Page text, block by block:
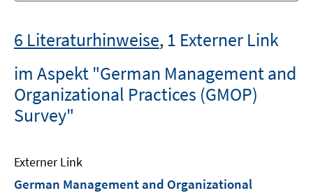
6 Literaturhinweise, 1 Externer Link
im Aspekt "German Management and
Organizational Practices (GMOP)
Survey"
Externer Link
German Management and Organizational